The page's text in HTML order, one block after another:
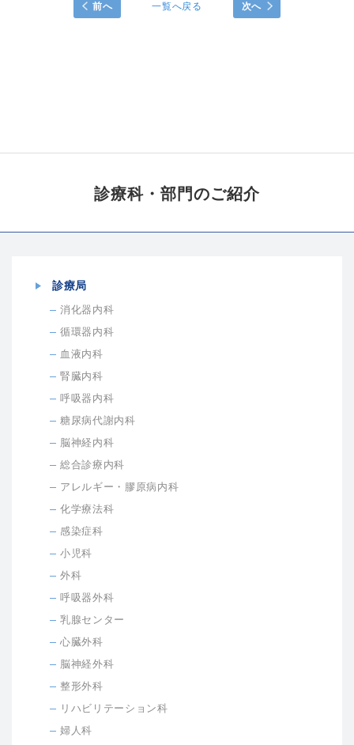
前へ 一覧へ戻る 次へ
診療科・部門のご紹介
診療局
消化器内科
循環器内科
血液内科
腎臓内科
呼吸器内科
糖尿病代謝内科
脳神経内科
総合診療内科
アレルギー・膠原病内科
化学療法科
感染症科
小児科
外科
呼吸器外科
乳腺センター
心臓外科
脳神経外科
整形外科
リハビリテーション科
婦人科